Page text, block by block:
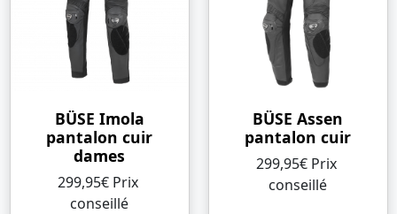
BÜSE Imola
pantalon cuir
dames
299,95€ Prix ​​
conseillé
BÜSE Assen
pantalon cuir
299,95€ Prix ​​
conseillé